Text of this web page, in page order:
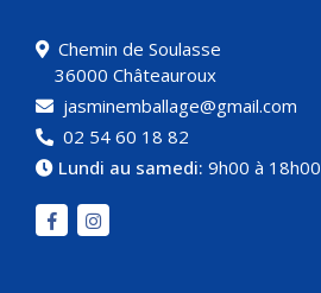
Chemin de Soulasse
36000 Châteauroux
jasminemballage@gmail.com
02 54 60 18 82
Lundi au samedi: 9h00 à 18h00